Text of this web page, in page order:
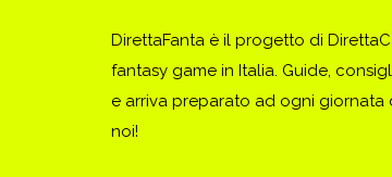
DirettaFanta è il progetto di
fantasy game in Italia. Guide,
e arriva preparato ad ogni giornata
noi!